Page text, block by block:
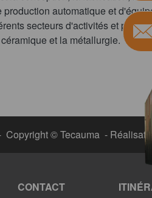
automatique et
secteurs d'activités et
et la métallurgie.
Copyright © Tecauma -
CONTACT